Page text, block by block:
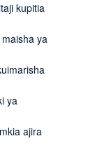
kupitia
ya
ya
ajira